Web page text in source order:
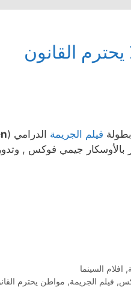
القانون
فيلم الجريمة الدرامي (
بالأوسكار جيمي فوكس ,
, افلام السينما
, فيلم الجريمة, مواطن يحترم